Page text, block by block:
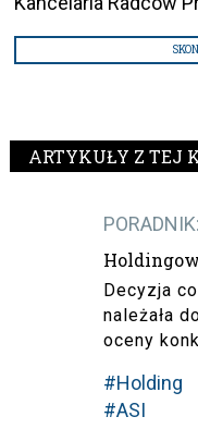
ARTYKUŁY Z TEJ
Decyzja
należała
oceny
#Holding
#ASI